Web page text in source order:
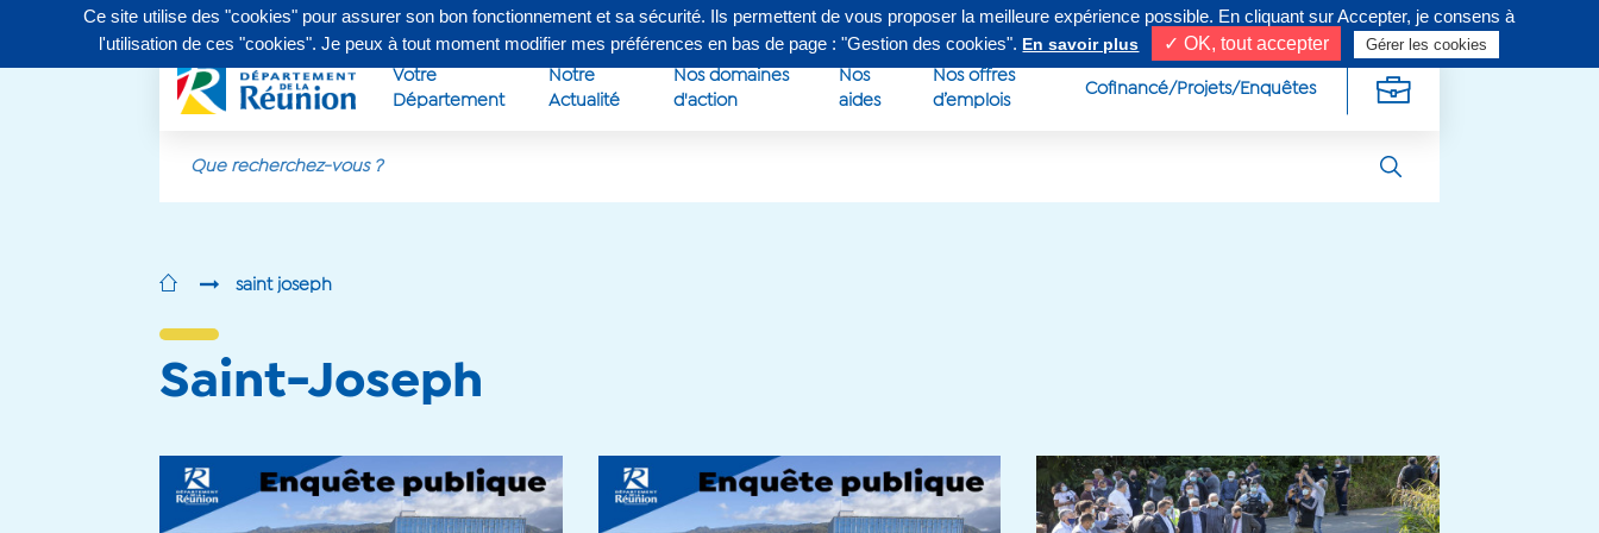
Contactez-nous au 0262 90 30 30, du lundi au vendredi de 8h à 16h30 Suivez-nous sur
Votre
Département
Notre
Actualité
Nos domaines
d'action
Nos
aides
Nos offres
d’emplois
Cofinancé/Projets/Enquêtes
saint joseph
Saint-Joseph
Ce site utilise des "cookies" pour assurer son bon fonctionnement et sa sécurité. Ils permettent de vous proposer la meilleure expérience possible. En cliquant sur Accepter, je consens à
l'utilisation de ces "cookies". Je peux à tout moment modifier mes préférences en bas de page : "Gestion des cookies". En savoir plus ✓ OK, tout accepter Gérer les cookies